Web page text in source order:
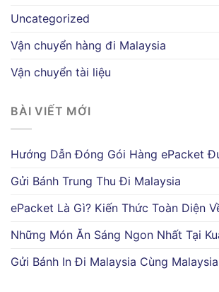
Uncategorized
Vận chuyển hàng đi Malaysia
Vận chuyển tài liệu
BÀI VIẾT MỚI
Hướng Dẫn Đóng Gói Hàng ePacket
Gửi Bánh Trung Thu Đi Malaysia
ePacket Là Gì? Kiến Thức Toàn Diện
Những Món Ăn Sáng Ngon Nhất Tại
Gửi Bánh In Đi Malaysia Cùng